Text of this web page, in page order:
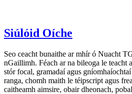
Siúlóid Oíche
Seo ceacht bunaithe ar mhír ó Nuacht
nGaillimh. Féach ar na bileoga le teacht
stór focal, gramadaí agus
ranga, chomh maith le téipscript agus
caitheamh aimsire, obair dheonach,